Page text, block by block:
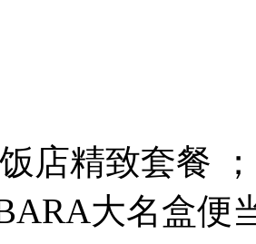
店精致套餐
大名盒便